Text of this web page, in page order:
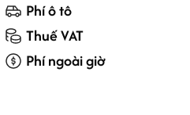
Phí ô tô
Thuế VAT
Phí ngoài giờ